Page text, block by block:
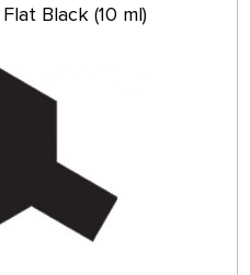
Black (10 ml)